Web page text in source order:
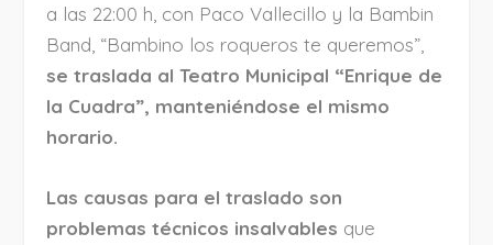
a las 22:00 h, con Paco Vallecillo y la Bambin
Band, “Bambino los roqueros te queremos”,
se traslada al Teatro Municipal “Enrique de
la Cuadra”, manteniéndose el mismo
horario.
Las causas para el traslado son
problemas técnicos insalvables que